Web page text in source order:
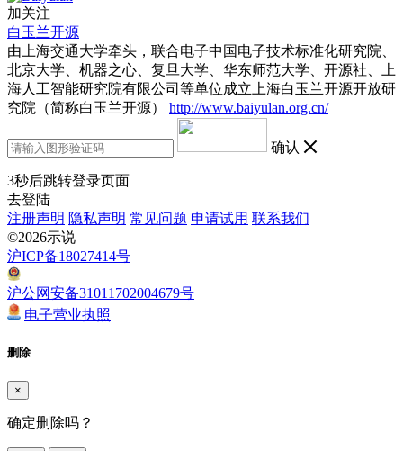
加关注
白玉兰开源
由上海交通大学牵头，联合电子中国电子技术标准化研究院、
北京大学、机器之心、复旦大学、华东师范大学、开源社、上
海人工智能研究院有限公司等单位成立上海白玉兰开源开放研
究院（简称白玉兰开源）
http://www.baiyulan.org.cn/
确认
3秒后跳转登录页面
去登陆
注册声明 隐私声明 常见问题 申请试用 联系我们
©2026示说
沪ICP备18027414号
沪公网安备31011702004679号
电子营业执照
删除
×
确定删除吗？